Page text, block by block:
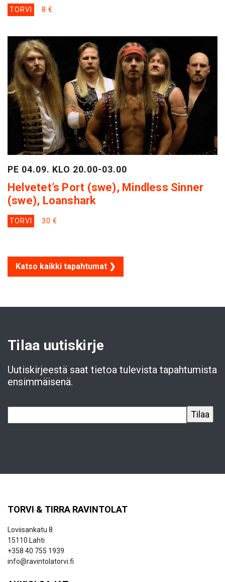
TORVI 8 €
PE 04.09. KLO 20.00-03.00
Helvetet’s Port (swe), Mindless Sinner
(swe), Loanshark
TORVI 30 €
Katso kaikki tapahtumat ❯
Tilaa uutiskirje
Uutiskirjeestä saat tietoa tulevista tapahtumista
ensimmäisenä.
TORVI & TIRRA RAVINTOLAT
Loviisankatu 8
15110 Lahti
+358 40 755 1939
info@ravintolatorvi.fi